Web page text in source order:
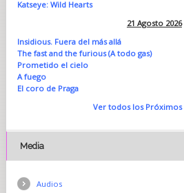
Katseye: Wild Hearts
21 Agosto 2026
Insidious. Fuera del más allá
The fast and the furious (A todo gas)
Prometido el cielo
A fuego
El coro de Praga
Ver todos los
Media
Audios